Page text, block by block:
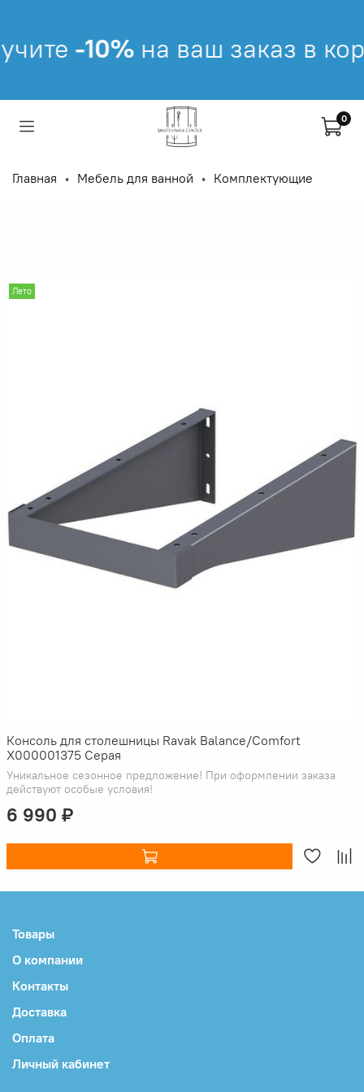
-10%на ваш заказ в
0
Главная Мебель для ванной Комплектующие
Лето
Консоль для столешницы Ravak Balance/Comfort
X000001375 Серая
Уникальное сезонное предложение! При оформлении заказа
действуют особые условия!
6 990 ₽
Товары
О компании
Контакты
Доставка
Оплата
Личный кабинет